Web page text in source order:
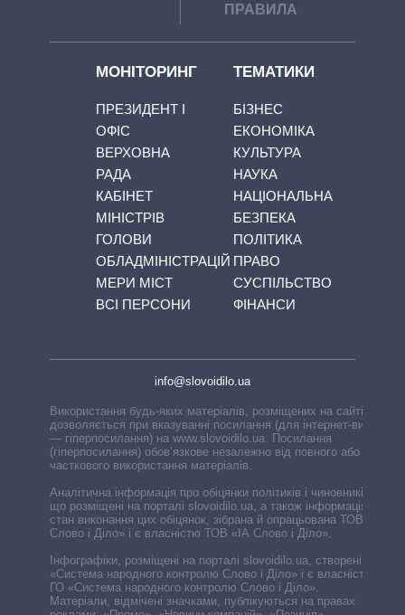
ПРАВИЛА
МОНІТОРИНГ
ПРЕЗИДЕНТ І
ОФІС
ВЕРХОВНА
РАДА
КАБІНЕТ
МІНІСТРІВ
ГОЛОВИ
ОБЛАДМІНІСТРАЦІЙ
МЕРИ МІСТ
ВСІ ПЕРСОНИ
ТЕМАТИКИ
БІЗНЕС
ЕКОНОМІКА
КУЛЬТУРА
НАУКА
НАЦІОНАЛЬНА
БЕЗПЕКА
ПОЛІТИКА
ПРАВО
СУСПІЛЬСТВО
ФІНАНСИ
info@slovoidilo.ua
Використання будь-яких матеріалів, розміщених на сайті,
дозволяється при вказуванні посилання (для інтернет-видань
— гіперпосилання) на www.slovoidilo.ua. Посилання
(гіперпосилання) обов’язкове незалежно від повного або
часткового використання матеріалів.
Аналітична інформація про обіцянки політиків і чиновників,
що розміщені на порталі slovoidilo.ua, а також інформація про
стан виконання цих обіцянок, зібрана й опрацьована ТОВ «ІА
Слово і Діло» і є власністю ТОВ «ІА Слово і Діло».
Інфографіки, розміщені на порталі slovoidilo.ua, створені ГО
«Система народного контролю Слово і Діло» і є власністю
ГО «Система народного контролю Слово і Діло».
Матеріали, відмічені значками, публікуються на правах